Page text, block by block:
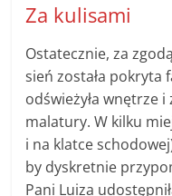
Za kulisami
Ostatecznie, za
sień została pokryta
odświeżyła wnętrze
malatury. W kilku
i na klatce
by dyskretnie
Pani Luiza